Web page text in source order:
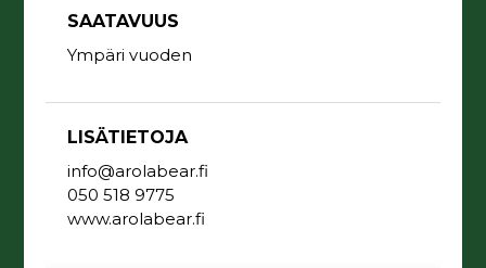
SAATAVUUS
Ympäri vuoden
LISÄTIETOJA
info@arolabear.fi
050 518 9775
www.arolabear.fi